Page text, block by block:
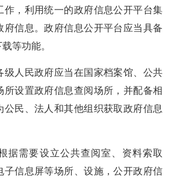
作，利用统一的政府信息公开平台集
府信息。政府信息公开平台应当具备
等功能。
民政府应当在国家档案馆、公共
所设置政府信息查阅场所，并配备相
公民、法人和其他组织获取政府信息
需要设立公共查阅室、资料索取
子信息屏等场所、设施，公开政府信